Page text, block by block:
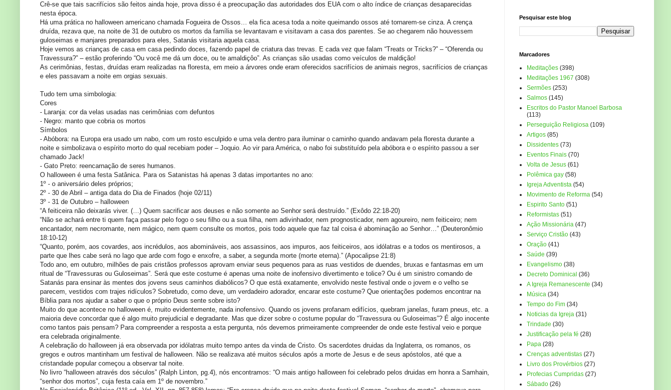
Crê-se que tais sacrifícios são feitos ainda hoje, prova disso é a preocupação das autoridades dos EUA com o alto índice de crianças desaparecidas
nesta época.
Há uma prática no halloween americano chamada Fogueira de Ossos… ela fica acesa toda a noite queimando ossos até tornarem-se cinza. A crença
druída, rezava que, na noite de 31 de outubro os mortos da família se levantavam e visitavam a casa dos parentes. Se ao chegarem não houvessem
guloseimas e manjares preparados para eles, Satanás visitaria aquela casa.
Hoje vemos as crianças de casa em casa pedindo doces, fazendo papel de criatura das trevas. E cada vez que falam “Treats or Tricks?” – “Oferenda ou
Travessura?” – estão proferindo “Ou você me dá um doce, ou te amaldiçôo”. As crianças são usadas como veículos de maldição!
As cerimônias, festas, druídas eram realizadas na floresta, em meio a árvores onde eram oferecidos sacrifícios de animais negros, sacrifícios de crianças
e eles passavam a noite em orgias sexuais.
Tudo tem uma simbologia:
Cores
- Laranja: cor da velas usadas nas cerimônias com defuntos
- Negro: manto que cobria os mortos
Símbolos
- Abóbora: na Europa era usado um nabo, com um rosto esculpido e uma vela dentro para iluminar o caminho quando andavam pela floresta durante a
noite e simbolizava o espírito morto do qual recebiam poder – Joquio. Ao vir para América, o nabo foi substituído pela abóbora e o espírito passou a ser
chamado Jack!
- Gato Preto: reencarnação de seres humanos.
O halloween é uma festa Satânica. Para os Satanistas há apenas 3 datas importantes no ano:
1º - o aniversário deles próprios;
2º - 30 de Abril – antiga data do Dia de Finados (hoje 02/11)
3º - 31 de Outubro – halloween
“A feiticeira não deixarás viver. (…) Quem sacrificar aos deuses e não somente ao Senhor será destruído.” (Exôdo 22:18-20)
“Não se achará entre ti quem faça passar pelo fogo o seu filho ou a sua filha, nem adivinhador, nem prognosticador, nem agoureiro, nem feiticeiro; nem
encantador, nem necromante, nem mágico, nem quem consulte os mortos, pois todo aquele que faz tal coisa é abominação ao Senhor…” (Deuteronômio
18:10-12)
“Quanto, porém, aos covardes, aos incrédulos, aos abomináveis, aos assassinos, aos impuros, aos feiticeiros, aos idólatras e a todos os mentirosos, a
parte que lhes cabe será no lago que arde com fogo e enxofre, a saber, a segunda morte (morte eterna).” (Apocalipse 21:8)
Todo ano, em outubro, milhões de pais cristãos professos aprovam enviar seus pequenos para as ruas vestidos de duendes, bruxas e fantasmas em um
ritual de “Travessuras ou Guloseimas”. Será que este costume é apenas uma noite de inofensivo divertimento e tolice? Ou é um sinistro comando de
Satanás para ensinar às mentes dos jovens seus caminhos diabólicos? O que está exatamente, envolvido neste festival onde o jovem e o velho se
parecem, vestidos com trajes ridículos? Sobretudo, como deve, um verdadeiro adorador, encarar este costume? Que orientações podemos encontrar na
Bíblia para nos ajudar a saber o que o próprio Deus sente sobre isto?
Muito do que acontece no halloween é, muito evidentemente, nada inofensivo. Quando os jovens profanam edifícios, quebram janelas, furam pneus, etc. a
maioria deve concordar que é algo muito prejudicial e degradante. Mas que dizer sobre o costume popular do “Travessura ou Guloseimas”? É algo inocente
como tantos pais pensam? Para compreender a resposta a esta pergunta, nós devemos primeiramente compreender de onde este festival veio e porque
era celebrada originalmente.
A celebração do halloween já era observada por idólatras muito tempo antes da vinda de Cristo. Os sacerdotes druidas da Inglaterra, os romanos, os
gregos e outros mantinham um festival de halloween. Não se realizava até muitos séculos após a morte de Jesus e de seus apóstolos, até que a
cristandade popular começou a observar tal noite.
No livro “halloween através dos séculos” (Ralph Linton, pg.4), nós encontramos: “O mais antigo halloween foi celebrado pelos druidas em honra a Samhain,
“senhor dos mortos”, cuja festa caía em 1º de novembro.”
Pesquisar este blog
Marcadores
Meditações (398)
Meditações 1967 (308)
Sermões (253)
Salmos (145)
Escritos do Pastor Manoel Barbosa
(113)
Perseguição Religiosa (109)
Artigos (85)
Dissidentes (73)
Eventos Finais (70)
Volta de Jesus (61)
Polêmica gay (58)
Igreja Adventista (54)
Movimento de Reforma (54)
Espirito Santo (51)
Reformistas (51)
Ação Missionária (47)
Serviço Cristão (43)
Oração (41)
Saúde (39)
Evangelismo (38)
Decreto Dominical (36)
A Igreja Remanescente (34)
Música (34)
Tempo do Fim (34)
Noticias da Igreja (31)
Trindade (30)
Justificação pela fé (28)
Papa (28)
Crenças adventistas (27)
Livro dos Provérbios (27)
Profecias Cumpridas (27)
Sábado (26)